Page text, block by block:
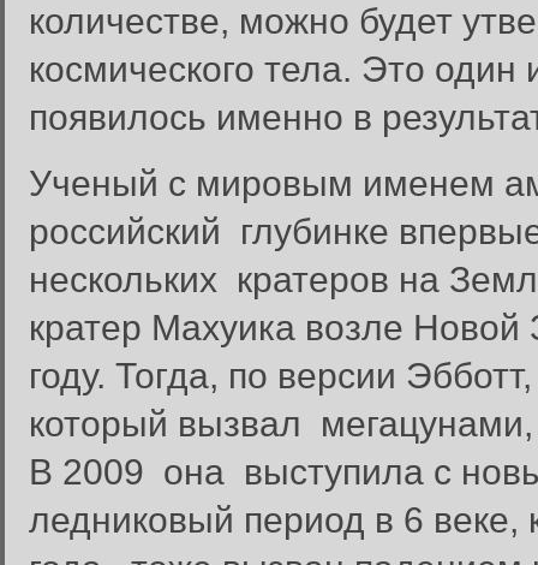
количестве, можно будет
космического тела. Это один
появилось именно в
Ученый с мировым именем
российский глубинке
нескольких кратеров на
кратер Махуика возле
году. Тогда, по версии
который вызвал
В 2009 она выступила с
ледниковый период в 6